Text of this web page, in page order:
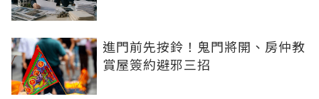
進門前先按鈴！鬼門將開、房仲教
賞屋簽約避邪三招